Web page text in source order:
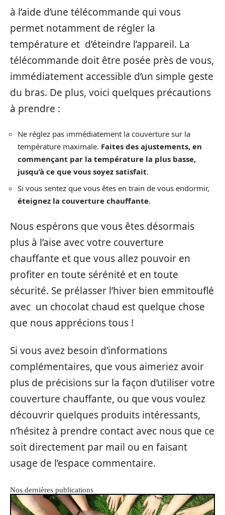
à l’aide d’une télécommande qui vous
permet notamment de régler la
température et d’éteindre l’appareil. La
télécommande doit être posée près de vous,
immédiatement accessible d’un simple geste
du bras. De plus, voici quelques précautions
à prendre :
Ne réglez pas immédiatement la couverture sur la
température maximale. Faites des ajustements, en
commençant par la température la plus basse,
jusqu’à ce que vous soyez satisfait.
Si vous sentez que vous êtes en train de vous endormir,
éteignez la couverture chauffante.
Nous espérons que vous êtes désormais
plus à l’aise avec votre couverture
chauffante et que vous allez pouvoir en
profiter en toute sérénité et en toute
sécurité. Se prélasser l’hiver bien emmitouflé
avec un chocolat chaud est quelque chose
que nous apprécions tous !
Si vous avez besoin d’informations
complémentaires, que vous aimeriez avoir
plus de précisions sur la façon d’utiliser votre
couverture chauffante, ou que vous voulez
découvrir quelques produits intéressants,
n’hésitez à prendre contact avec nous que ce
soit directement par mail ou en faisant
usage de l’espace commentaire.
Nos dernières publications